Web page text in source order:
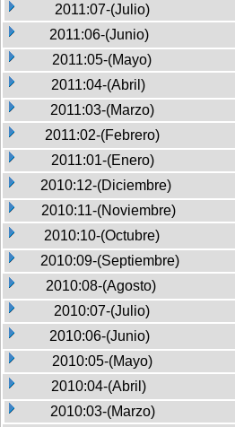
2011:07-(Julio)
2011:06-(Junio)
2011:05-(Mayo)
2011:04-(Abril)
2011:03-(Marzo)
2011:02-(Febrero)
2011:01-(Enero)
2010:12-(Diciembre)
2010:11-(Noviembre)
2010:10-(Octubre)
2010:09-(Septiembre)
2010:08-(Agosto)
2010:07-(Julio)
2010:06-(Junio)
2010:05-(Mayo)
2010:04-(Abril)
2010:03-(Marzo)